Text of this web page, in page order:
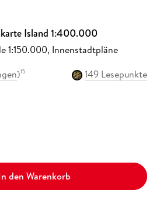
Island 1:400.000
1:150.000, Innenstadtpläne
)15 149 Lesepunkte
den Warenkorb